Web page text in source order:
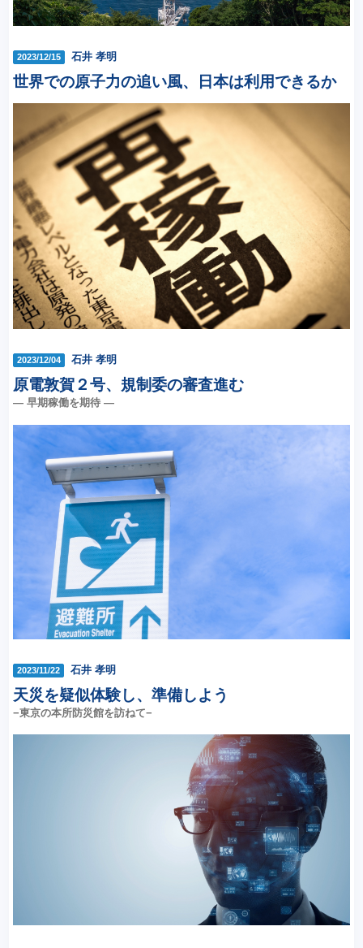
2023/12/15 石井 孝明
世界での原子力の追い風、日本は利用できるか
2023/12/04 石井 孝明
原電敦賀２号、規制委の審査進む
― 早期稼働を期待 ―
2023/11/22 石井 孝明
天災を疑似体験し、準備しよう
−東京の本所防災館を訪ねて−